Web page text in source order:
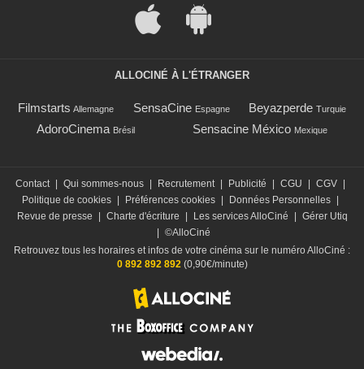
ALLOCINÉ À L'ÉTRANGER
Filmstarts Allemagne SensaCine Espagne Beyazperde Turquie
AdoroCinema Brésil Sensacine México Mexique
Contact Qui sommes-nous Recrutement Publicité CGU CGV
Politique de cookies
Préférences cookies Données Personnelles
Revue de presse
Charte d'écriture Les services AlloCiné
Gérer Utiq
©AlloCiné
Retrouvez tous les horaires et infos de votre cinéma sur le numéro AlloCiné :
0 892 892 892(0,90€/minute)